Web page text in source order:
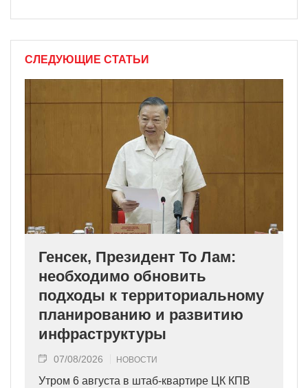
СЛЕДУЮЩИЕ СТАТЬИ
Генсек, Президент То Лам:
необходимо обновить
подходы к территориальному
планированию и развитию
инфраструктуры
07/08/2026 НОВОСТИ
Утром 6 августа в штаб-квартире ЦК КПВ